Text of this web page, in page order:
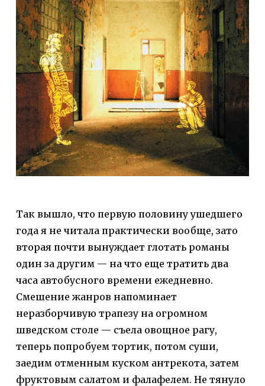
Так вышло, что первую половину ушедшего
года я не читала практически вообще, зато
вторая почти вынуждает глотать романы
один за другим — на что еще тратить два
часа автобусного времени ежедневно.
Смешение жанров напоминает
неразборчивую трапезу на огромном
шведском столе — съела овощное рагу,
теперь попробуем тортик, потом суши,
заедим отменным куском антрекота, затем
фруктовым салатом и фалафелем. Не тянуло